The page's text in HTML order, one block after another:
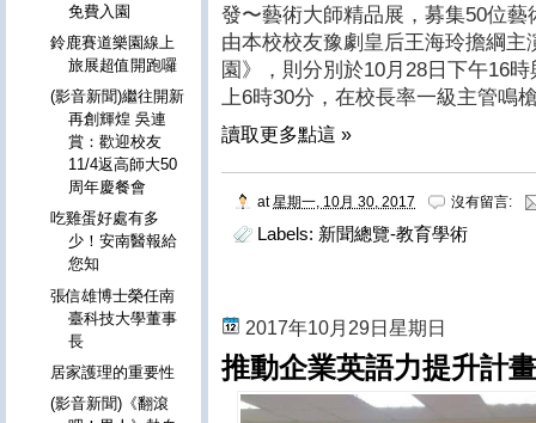
發〜藝術大師精品展，募集50位
由本校校友豫劇皇后王海玲擔綱
園》，則分別於10月28日下午16
上6時30分，在校長率一級主管鳴
讀取更多點這 »
at星期一, 10月 30, 2017 沒有留言:
Labels: 新聞總覽-教育學術
2017年10月29日星期日
推動企業英語力提升計
免費入園
鈴鹿賽道樂園線上
旅展超值開跑囉
(影音新聞)繼往開新
再創輝煌 吳連
賞：歡迎校友
11/4返高師大50
周年慶餐會
吃雞蛋好處有多
少！安南醫報給
您知
張信雄博士榮任南
臺科技大學董事
長
居家護理的重要性
(影音新聞)《翻滾